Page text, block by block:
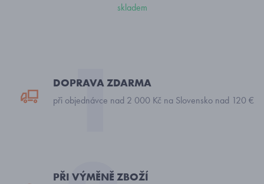
skladem
DOPRAVA ZDARMA
při objednávce nad 2 000 Kč na Slovensko nad 120 €
PŘI VÝMĚNĚ ZBOŽÍ